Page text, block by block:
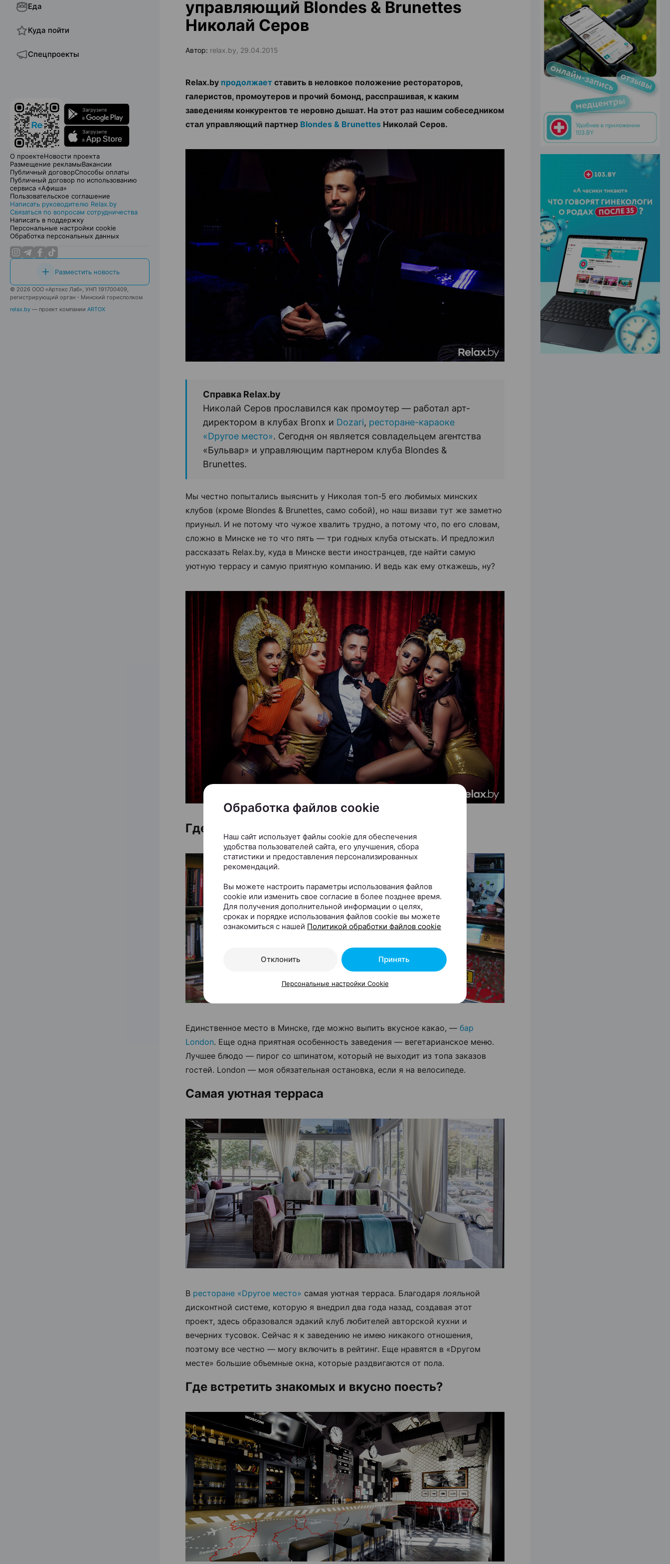
Еда
Куда пойти
Спецпроекты
О проектеНовости проекта
Размещение рекламыВакансии
Публичный договорСпособы оплаты
Публичный договор по использованию
сервиса «Афиша»
Пользовательское соглашение
Написать руководителю Relax.by
Связаться по вопросам сотрудничества
Написать в поддержку
Персональные настройки cookie
Обработка персональных данных
Разместить новость
© 2026 ООО «Артокс Лаб», УНП 191700409,
регистрирующий орган - Минский горисполком
relax.by — проект компании ARTOX
управляющий Blondes & Brunettes
Николай Серов
Автор: relax.by, 29.04.2015
Relax.by продолжает ставить в неловкое положение рестораторов,
галеристов, промоутеров и прочий бомонд, расспрашивая, к каким
заведениям конкурентов те неровно дышат. На этот раз нашим собеседником
стал управляющий партнер Blondes & Brunettes Николай Серов.
Справка Relax.by
Николай Серов прославился как промоутер — работал арт-
директором в клубах Bronx и Dozari, ресторане-караоке
«Dругое место». Сегодня он является совладельцем агентства
«Бульвар» и управляющим партнером клуба Blondes &
Brunettes.
Мы честно попытались выяснить у Николая топ-5 его любимых минских
клубов (кроме Blondes & Brunettes, само собой), но наш визави тут же заметно
приуныл. И не потому что чужое хвалить трудно, а потому что, по его словам,
сложно в Минске не то что пять — три годных клуба отыскать. И предложил
рассказать Relax.by, куда в Минске вести иностранцев, где найти самую
уютную террасу и самую приятную компанию. И ведь как ему откажешь, ну?
Где в Минске попить какао?
Единственное место в Минске, где можно выпить вкусное какао, — бар
London. Еще одна приятная особенность заведения — вегетарианское меню.
Лучшее блюдо — пирог со шпинатом, который не выходит из топа заказов
гостей. London — моя обязательная остановка, если я на велосипеде.
Самая уютная терраса
В ресторане «Dругое место» самая уютная терраса. Благодаря лояльной
дисконтной системе, которую я внедрил два года назад, создавая этот
проект, здесь образовался эдакий клуб любителей авторской кухни и
вечерних тусовок. Сейчас я к заведению не имею никакого отношения,
поэтому все честно — могу включить в рейтинг. Еще нравятся в «Dругом
месте» большие объемные окна, которые раздвигаются от пола.
Где встретить знакомых и вкусно поесть?
ЭФФЕКТИВНАЯ РЕКЛАМА НА САЙТЕ
ЭФФЕКТИВНАЯ РЕКЛАМА НА САЙТЕ
Обработка файлов cookie
Наш сайт использует файлы cookie для обеспечения
удобства пользователей сайта, его улучшения, сбора
статистики и предоставления персонализированных
рекомендаций.
Вы можете настроить параметры использования файлов
cookie или изменить свое согласие в более позднее время.
Для получения дополнительной информации о целях,
сроках и порядке использования файлов cookie вы можете
ознакомиться с нашей Политикой обработки файлов cookie
Отклонить Принять
Персональные настройки Cookie